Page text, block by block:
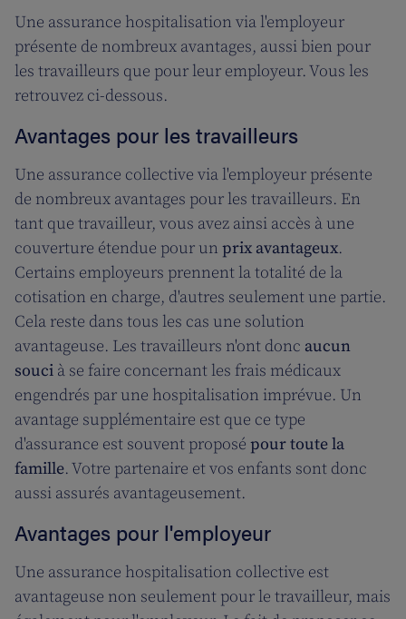
Une assurance hospitalisation via l'employeur
présente de nombreux avantages, aussi bien pour
les travailleurs que pour leur employeur. Vous les
retrouvez ci-dessous.
Avantages pour les travailleurs
Une assurance collective via l'employeur présente
de nombreux avantages pour les travailleurs. En
tant que travailleur, vous avez ainsi accès à une
couverture étendue pour un prix avantageux.
Certains employeurs prennent la totalité de la
cotisation en charge, d'autres seulement une partie.
Cela reste dans tous les cas une solution
avantageuse. Les travailleurs n'ont donc aucun
souci à se faire concernant les frais médicaux
engendrés par une hospitalisation imprévue. Un
avantage supplémentaire est que ce type
d'assurance est souvent proposé pour toute la
famille. Votre partenaire et vos enfants sont donc
aussi assurés avantageusement.
Avantages pour l'employeur
Une assurance hospitalisation collective est
avantageuse non seulement pour le travailleur, mais